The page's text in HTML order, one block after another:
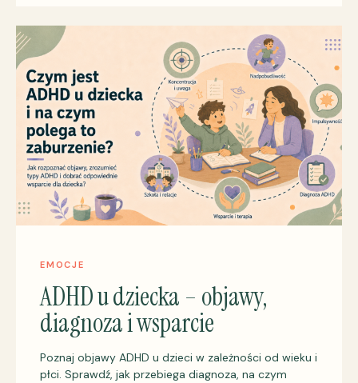
EMOCJE
ADHD u dziecka – objawy,
diagnoza i wsparcie
Poznaj objawy ADHD u dzieci w zależności od wieku i
płci. Sprawdź, jak przebiega diagnoza, na czym